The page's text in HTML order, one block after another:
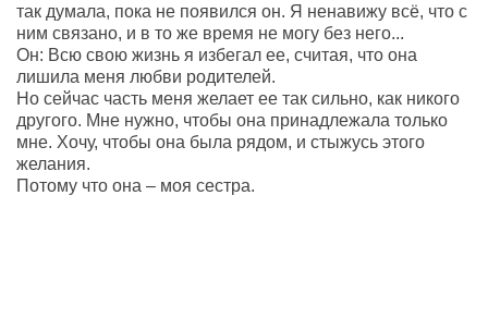
так думала, пока не появился он. Я ненавижу всё, что с
ним связано, и в то же время не могу без него...
Он: Всю свою жизнь я избегал ее, считая, что она
лишила меня любви родителей.
Но сейчас часть меня желает ее так сильно, как никого
другого. Мне нужно, чтобы она принадлежала только
мне. Хочу, чтобы она была рядом, и стыжусь этого
желания.
Потому что она – моя сестра.